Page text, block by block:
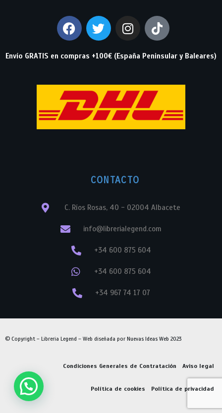
Envío GRATIS en compras +100€ (España Peninsular y Baleares)
CONTACTO
C. Ríos Rosas, 40 - 02004 Albacete
info@librerialegend.com
+34 600 875 604
+34 600 875 604
+34 967 74 17 07
© Copyright – Libreria Legend – Web diseñada por Nuevas Ideas Web 2023
Condiciones Generales de Contratación Aviso legal
Política de cookies Política de privacidad